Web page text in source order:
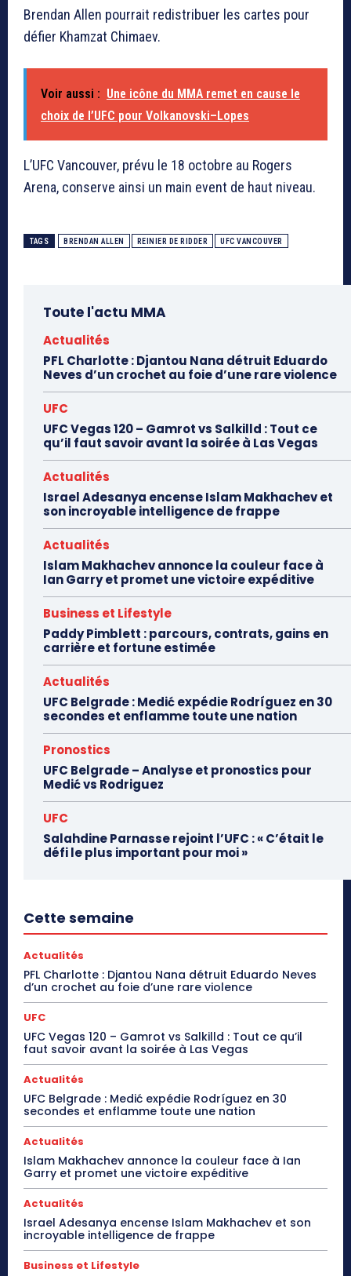
Brendan Allen pourrait redistribuer les cartes pour
défier Khamzat Chimaev.
Voir aussi : Une icône du MMA remet en cause le
choix de l’UFC pour Volkanovski–Lopes
L’UFC Vancouver, prévu le 18 octobre au Rogers
Arena, conserve ainsi un main event de haut niveau.
TAGS BRENDAN ALLEN REINIER DE RIDDER UFC VANCOUVER
Toute l'actu MMA
Actualités
PFL Charlotte : Djantou Nana détruit Eduardo
Neves d’un crochet au foie d’une rare violence
UFC
UFC Vegas 120 – Gamrot vs Salkilld : Tout ce
qu’il faut savoir avant la soirée à Las Vegas
Actualités
Israel Adesanya encense Islam Makhachev et
son incroyable intelligence de frappe
Actualités
Islam Makhachev annonce la couleur face à
Ian Garry et promet une victoire expéditive
Business et Lifestyle
Paddy Pimblett : parcours, contrats, gains en
carrière et fortune estimée
Actualités
UFC Belgrade : Medić expédie Rodríguez en 30
secondes et enflamme toute une nation
Pronostics
UFC Belgrade – Analyse et pronostics pour
Medić vs Rodriguez
UFC
Salahdine Parnasse rejoint l’UFC : « C’était le
défi le plus important pour moi »
Cette semaine
Actualités
PFL Charlotte : Djantou Nana détruit Eduardo Neves
d’un crochet au foie d’une rare violence
UFC
UFC Vegas 120 – Gamrot vs Salkilld : Tout ce qu’il
faut savoir avant la soirée à Las Vegas
Actualités
UFC Belgrade : Medić expédie Rodríguez en 30
secondes et enflamme toute une nation
Actualités
Islam Makhachev annonce la couleur face à Ian
Garry et promet une victoire expéditive
Actualités
Israel Adesanya encense Islam Makhachev et son
incroyable intelligence de frappe
Business et Lifestyle